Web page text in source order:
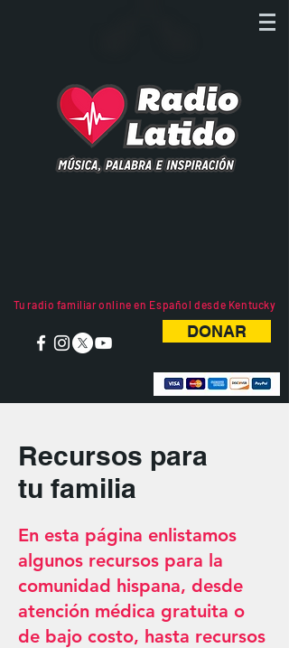
Tu radio familiar online en Español desde Kentucky
DONAR
Recursos para
tu familia
En esta página enlistamos
algunos recursos para la
comunidad hispana, desde
atención médica gratuita o
de bajo costo, hasta recursos